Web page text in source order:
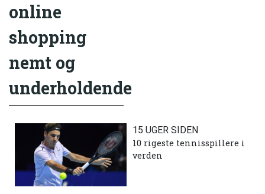
online
shopping
nemt og
underholdende
15 UGER SIDEN
10 rigeste tennisspillere i
verden